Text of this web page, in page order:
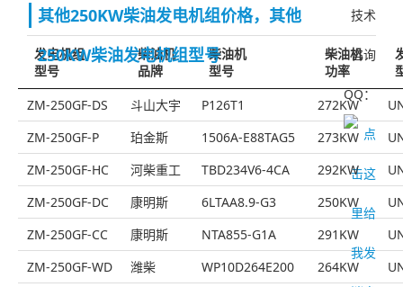
其他250KW柴油发电机组价格，其他
250KW柴油发电机组型号
技术
咨询
QQ：
发电机组
型号
柴油机
品牌
柴油机
型号
柴油机
功率
ZM-250GF-DS
斗山大宇 P126T1 272KW
ZM-250GF-P
珀金斯 1506A-E88TAG5 273KW
ZM-250GF-HC
河柴重工 TBD234V6-4CA 292KW
ZM-250GF-DC
康明斯 6LTAA8.9-G3 250KW
ZM-250GF-CC
康明斯 NTA855-G1A 291KW
ZM-250GF-WD
潍柴 WP10D264E200 264KW